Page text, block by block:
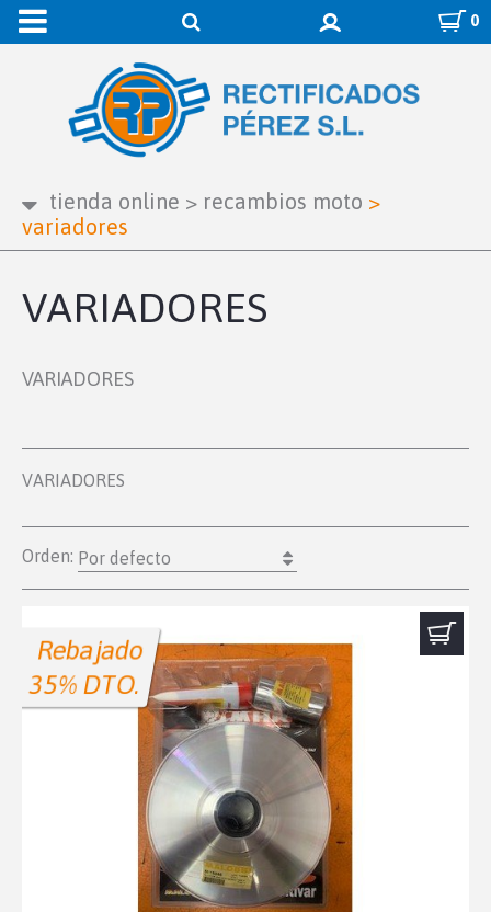
0
tienda online > recambios moto >
variadores
VARIADORES
VARIADORES
VARIADORES
Orden: Por defecto
Rebajado
35% DTO.